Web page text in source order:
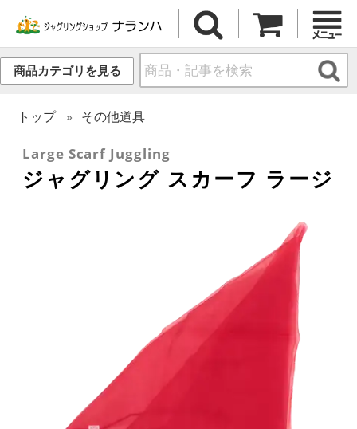
商品カテゴリを見る
トップ その他道具
Large Scarf Juggling
ジャグリング スカーフ ラージ